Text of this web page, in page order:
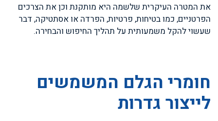
את המטרה העיקרית שלשמה היא מותקנת וכן את הצרכים
הפרטניים, כמו בטיחות, פרטיות, הפרדה או אסתטיקה, דבר
שעשוי להקל משמעותית על תהליך החיפוש והבחירה.
חומרי הגלם המשמשים
לייצור גדרות